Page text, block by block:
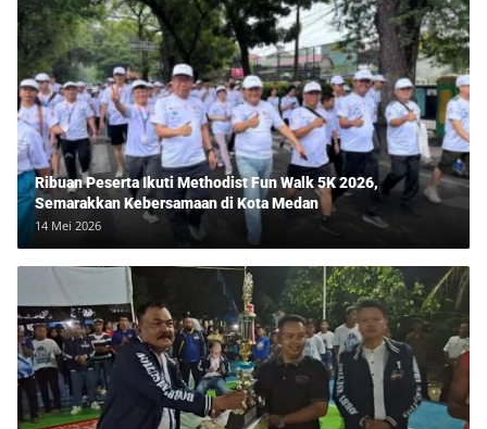
Ribuan Peserta Ikuti Methodist Fun Walk 5K 2026,
Semarakkan Kebersamaan di Kota Medan
14 Mei 2026